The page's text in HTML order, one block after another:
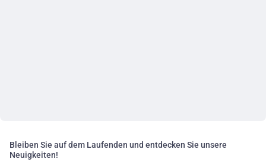
Bleiben Sie auf dem Laufenden und entdecken Sie unsere
Neuigkeiten!